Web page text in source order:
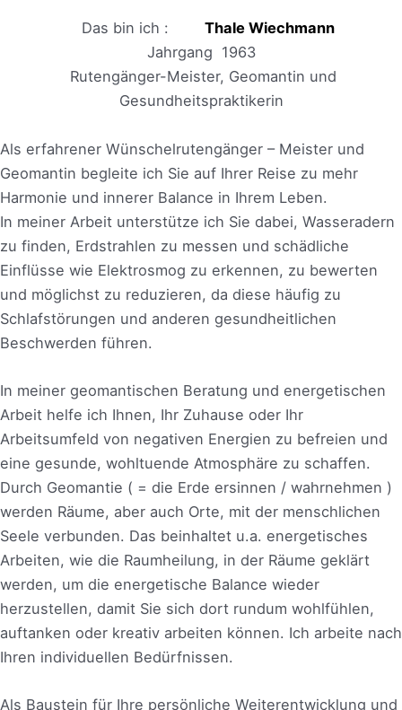
Das bin ich : Thale Wiechmann
Jahrgang 1963
Rutengänger-Meister, Geomantin und
Gesundheitspraktikerin
Als erfahrener Wünschelrutengänger – Meister und
Geomantin begleite ich Sie auf Ihrer Reise zu mehr
Harmonie und innerer Balance in Ihrem Leben.
In meiner Arbeit unterstütze ich Sie dabei, Wasseradern
zu finden, Erdstrahlen zu messen und schädliche
Einflüsse wie Elektrosmog zu erkennen, zu bewerten
und möglichst zu reduzieren, da diese häufig zu
Schlafstörungen und anderen gesundheitlichen
Beschwerden führen.
In meiner geomantischen Beratung und energetischen
Arbeit helfe ich Ihnen, Ihr Zuhause oder Ihr
Arbeitsumfeld von negativen Energien zu befreien und
eine gesunde, wohltuende Atmosphäre zu schaffen.
Durch Geomantie ( = die Erde ersinnen / wahrnehmen )
werden Räume, aber auch Orte, mit der menschlichen
Seele verbunden. Das beinhaltet u.a. energetisches
Arbeiten, wie die Raumheilung, in der Räume geklärt
werden, um die energetische Balance wieder
herzustellen, damit Sie sich dort rundum wohlfühlen,
auftanken oder kreativ arbeiten können. Ich arbeite nach
Ihren individuellen Bedürfnissen.
Als Baustein für Ihre persönliche Weiterentwicklung und